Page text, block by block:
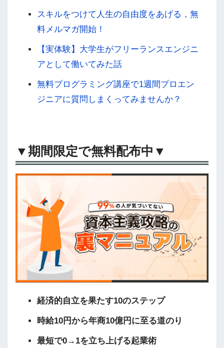
スキルをつけて人生の自由度をあげる，無
料メルマガ開始！
【実体験】大学生がフリーランスエンジニ
アとして働いてみた話
無料プログラミング講座で1週間プロエン
ジニアに質問しまくってみませんか？
▼期間限定で無料配布中▼
経済的自立を果たす10のステップ
時給10円から年商10億円に至る道のり
最短で0→1を立ち上げる起業術